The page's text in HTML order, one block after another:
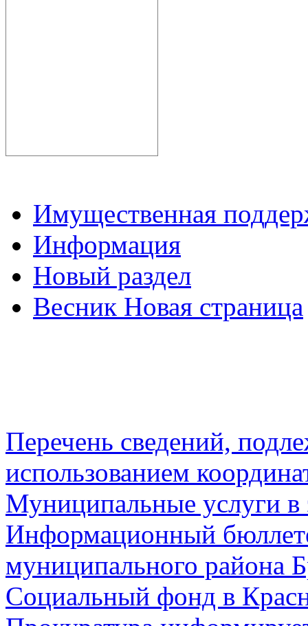
Имущественная
Информация
Новый раздел
Весник Новая страница
Перечень сведений,
использованием
Муниципальные услуги в
Информационный
муниципального района
Социальный фонд в